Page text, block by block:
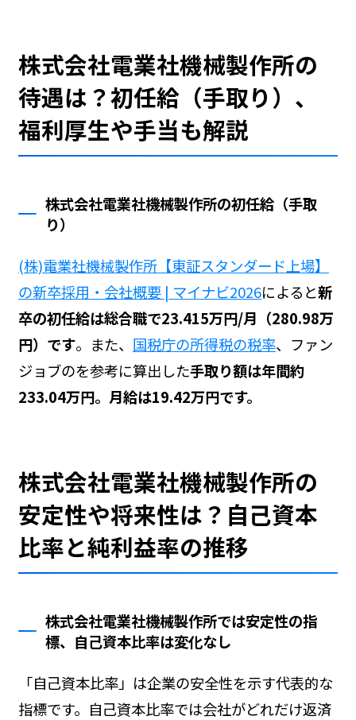
株式会社電業社機械製作所の
待遇は？初任給（手取り）、
福利厚生や手当も解説
株式会社電業社機械製作所の初任給（手取
り）
(株)電業社機械製作所【東証スタンダード上場】
の新卒採用・会社概要 | マイナビ2026によると新
卒の初任給は総合職で23.415万円/月（280.98万
円）です。また、 国税庁の所得税の税率、ファン
ジョブのを参考に算出した手取り額は年間約
233.04万円。月給は19.42万円です。
株式会社電業社機械製作所の
安定性や将来性は？自己資本
比率と純利益率の推移
株式会社電業社機械製作所では安定性の指
標、自己資本比率は変化なし
「自己資本比率」は企業の安全性を示す代表的な
指標です。自己資本比率では会社がどれだけ返済